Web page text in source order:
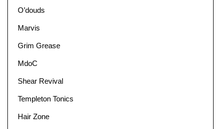
O’douds
Marvis
Grim Grease
MdoC
Shear Revival
Templeton Tonics
Hair Zone